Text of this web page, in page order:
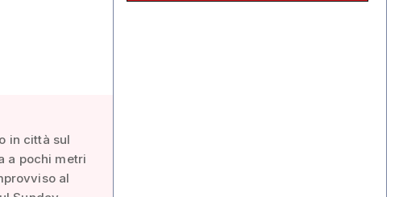
in città sul
a pochi metri
al